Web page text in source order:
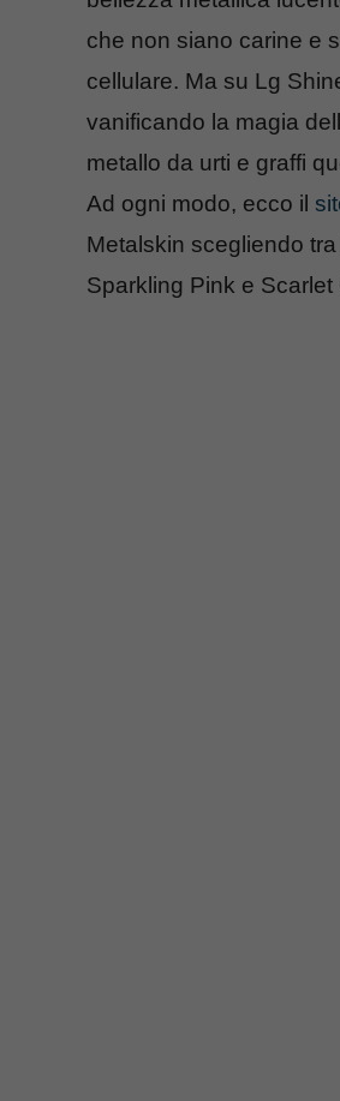
che non siano carine e
cellulare. Ma su Lg
vanificando la magia
metallo da urti e graffi
Ad ogni modo, ecco il
Metalskin scegliendo
Sparkling Pink e Scarlet